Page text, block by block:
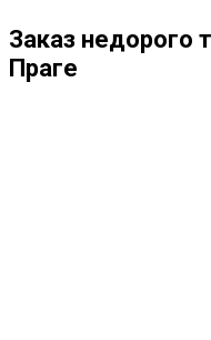
Заказ недорого
Праге